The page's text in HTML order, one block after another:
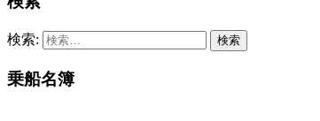
検索:
乗船名簿